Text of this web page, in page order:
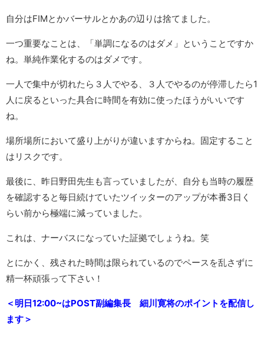
自分はFIMとかバーサルとかあの辺りは捨てました。
一つ重要なことは、「単調になるのはダメ」ということですか
ね。単純作業化するのはダメです。
一人で集中が切れたら３人でやる、３人でやるのが停滞したら1
人に戻るといった具合に時間を有効に使ったほうがいいです
ね。
場所場所において盛り上がりが違いますからね。固定すること
はリスクです。
最後に、昨日野田先生も言っていましたが、自分も当時の履歴
を確認すると毎日続けていたツイッターのアップが本番3日く
らい前から極端に減っていました。
これは、ナーバスになっていた証拠でしょうね。笑
とにかく、残された時間は限られているのでペースを乱さずに
精一杯頑張って下さい！
＜明日12:00~はPOST副編集長 細川寛将のポイントを配信し
ます＞